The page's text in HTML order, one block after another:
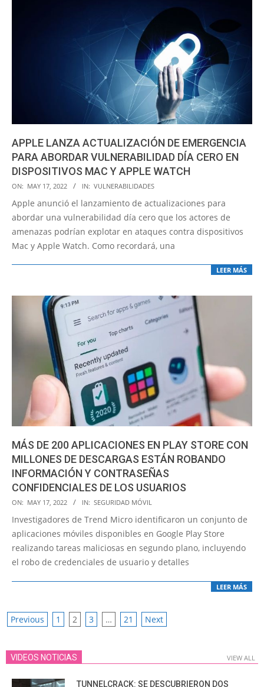
APPLE LANZA ACTUALIZACIÓN DE EMERGENCIA
PARA ABORDAR VULNERABILIDAD DÍA CERO EN
DISPOSITIVOS MAC Y APPLE WATCH
2022-
05-
17
ON: MAY 17, 2022 IN: VULNERABILIDADES
Apple anunció el lanzamiento de actualizaciones para
abordar una vulnerabilidad día cero que los actores de
amenazas podrían explotar en ataques contra dispositivos
Mac y Apple Watch. Como recordará, una
LEER MÁS
MÁS DE 200 APLICACIONES EN PLAY STORE CON
MILLONES DE DESCARGAS ESTÁN ROBANDO
INFORMACIÓN Y CONTRASEÑAS
CONFIDENCIALES DE LOS USUARIOS
2022-
05-
17
ON: MAY 17, 2022 IN: SEGURIDAD MÓVIL
Investigadores de Trend Micro identificaron un conjunto de
aplicaciones móviles disponibles en Google Play Store
realizando tareas maliciosas en segundo plano, incluyendo
el robo de credenciales de usuario y detalles
LEER MÁS
POSTS
Previous 1 2 3 … 21 Next
VIDEOS NOTICIAS VIEW ALL
TUNNELCRACK: SE DESCUBRIERON DOS